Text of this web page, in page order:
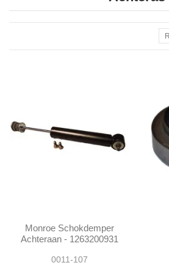
Monroe Schokdemper
Achteraan - 1263200931
0011-107